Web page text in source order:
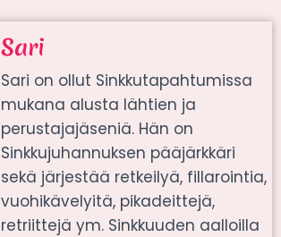
Sari
Sari on ollut Sinkkutapahtumissa
mukana alusta lähtien ja
perustajajäseniä. Hän on
Sinkkujuhannuksen pääjärkkäri
sekä järjestää retkeilyä, fillarointia,
vuohikävelyitä, pikadeittejä,
retriittejä ym. Sinkkuuden aalloilla